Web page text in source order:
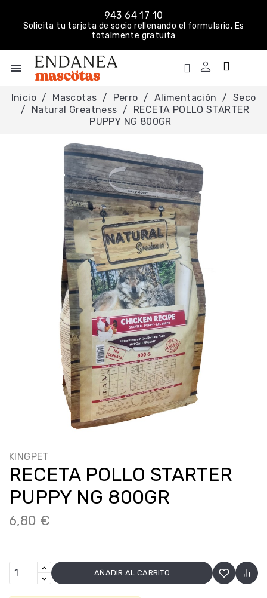
943 64 17 10
Solicita tu tarjeta de socio rellenando el formulario. Es
totalmente gratuita
menu
Inicio Mascotas Perro Alimentación
Seco
Natural Greatness
RECETA POLLO STARTER
PUPPY NG 800GR
KINGPET
RECETA POLLO STARTER
PUPPY NG 800GR
6,80 €
AÑADIR AL CARRITO